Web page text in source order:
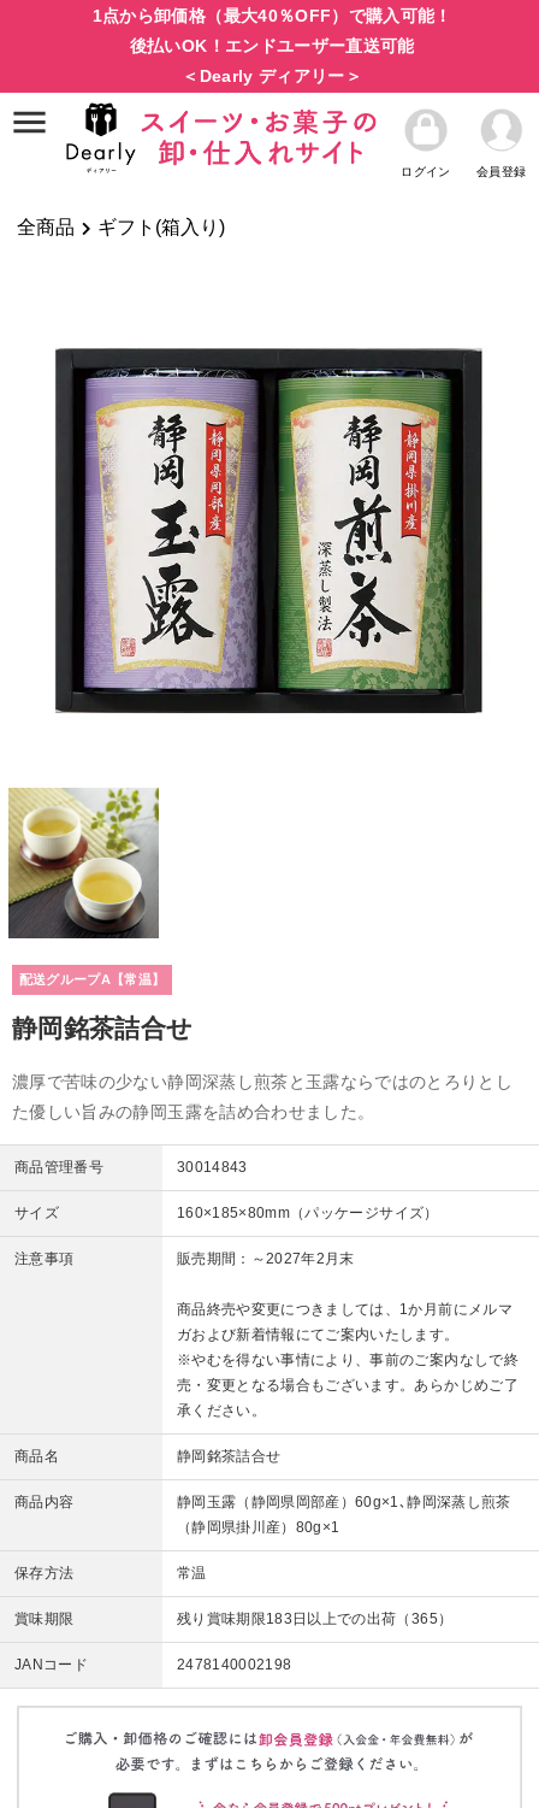
1点から卸価格（最大40％OFF）で購入可能！
後払いOK！エンドユーザー直送可能
＜Dearly ディアリー＞
ログイン 会員登録
全商品 ギフト(箱入り)
配送グループA【常温】
静岡銘茶詰合せ
濃厚で苦味の少ない静岡深蒸し煎茶と玉露ならではのとろりとし
た優しい旨みの静岡玉露を詰め合わせました。
商品管理番号 30014843
サイズ 160×185×80mm（パッケージサイズ）
注意事項 販売期間：～2027年2月末
商品終売や変更につきましては、1か月前にメルマ
ガおよび新着情報にてご案内いたします。
※やむを得ない事情により、事前のご案内なしで終
売・変更となる場合もございます。あらかじめご了
承ください。
商品名 静岡銘茶詰合せ
商品内容
静岡玉露（静岡県岡部産）60g×1､静岡深蒸し煎茶
（静岡県掛川産）80g×1
保存方法 常温
賞味期限 残り賞味期限183日以上での出荷（365）
JANコード 2478140002198